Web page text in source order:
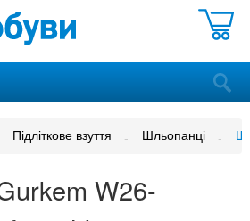
Підліткове взуття Шльопанці
W26-